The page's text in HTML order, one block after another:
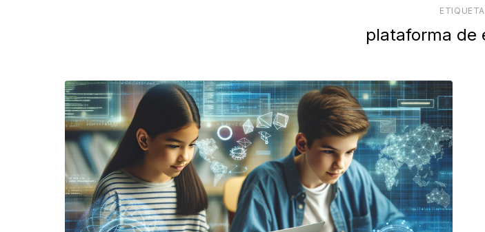
plataforma de